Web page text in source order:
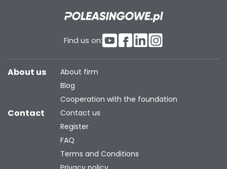
Find us on:
About us
About firm
Blog
Cooperation with the foundation
Contact
Contact us
Register
FAQ
Terms and Conditions